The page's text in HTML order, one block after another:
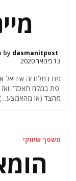
by dasmanitpost
13 בינואר 2020
פת במלח זה אידיאל
'פת במלח תאכל'. ואז
מהצד (או מהאמצע…)
משפך שיווקי